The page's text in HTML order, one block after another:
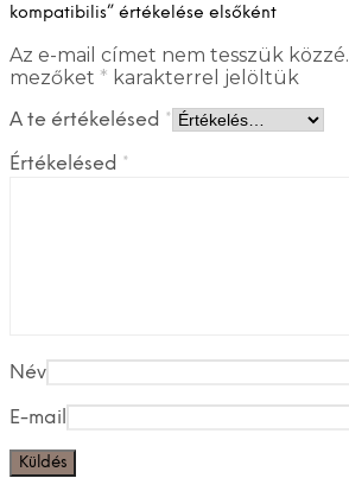
kompatibilis” értékelése elsőként
Az e-mail címet nem tesszük közzé.
mezőket * karakterrel jelöltük
A te értékelésed *
Értékelésed *
Név
E-mail